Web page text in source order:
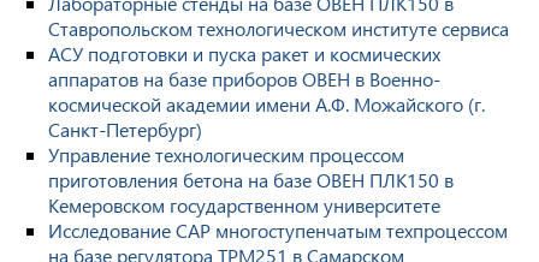
Ставропольском технологическом институте сервиса
АСУ подготовки и пуска ракет и космических
аппаратов на базе приборов ОВЕН в Военно-
космической академии имени А.Ф. Можайского (г.
Санкт-Петербург)
Управление технологическим процессом
приготовления бетона на базе ОВЕН ПЛК150 в
Кемеровском государственном университете
Исследование САР многоступенчатым техпроцессом
на базе регулятора ТРМ251 в Самарском